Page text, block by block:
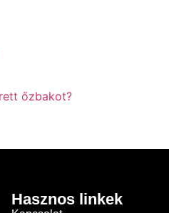
őzbakot?
Hasznos linkek